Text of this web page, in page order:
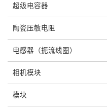
超级电容器
陶瓷压敏电阻
电感器（扼流线圈）
相机模块
模块